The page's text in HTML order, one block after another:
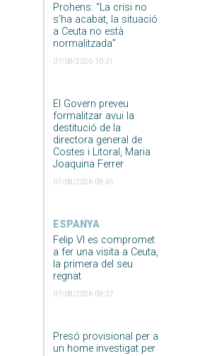
Prohens: “La crisi no
s’ha acabat, la situació
a Ceuta no està
normalitzada”
07/08/2026 10:31
El Govern preveu
formalitzar avui la
destitució de la
directora general de
Costes i Litoral, Maria
Joaquina Ferrer
07/08/2026 09:45
ESPANYA
Felip VI es compromet
a fer una visita a Ceuta,
la primera del seu
regnat
07/08/2026 09:37
Presó provisional per a
un home investigat per